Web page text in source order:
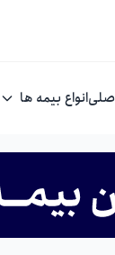
انواع بیمه ها